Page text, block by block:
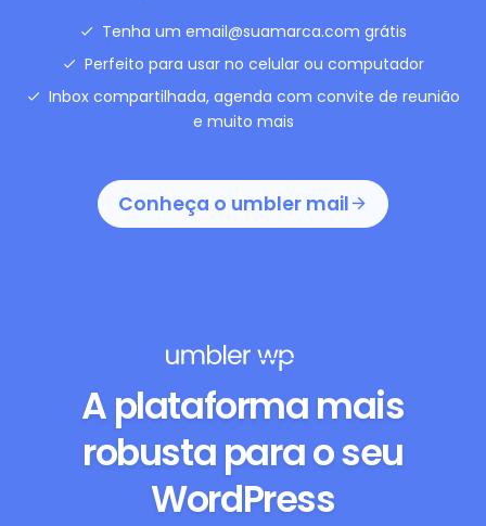
Tenha um email@suamarca.com grátis
Perfeito para usar no celular ou computador
Inbox compartilhada, agenda com convite de reunião
e muito mais
Conheça o umbler mail
A plataforma mais
robusta para o seu
WordPress